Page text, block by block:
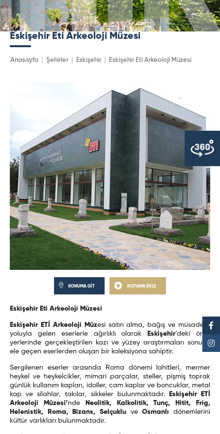
Eskişehir Eti Arkeoloji Müzesi
Anasayfa Şehirler Eskişehir Eskişehir Eti Arkeoloji Müzesi
KONUMA GİT ROTAMA EKLE
Eskişehir Eti Arkeoloji Müzesi
Eskişehir ETİ Arkeoloji Müzesi satın alma, bağış ve müsadere
yoluyla gelen eserlerle ağırlıklı olarak
Eskişehir’deki ören
yerlerinde gerçekleştirilen kazı ve yüzey araştırmaları sonucu
ele geçen eserlerden oluşan bir koleksiyona sahiptir.
Sergilenen eserler arasında Roma dönemi lahitleri, mermer
heykel ve heykelcikler, mimari parçalar, steller, pişmiş toprak
günlük kullanım kapları, idoller, cam kaplar ve boncuklar, metal
kap ve silahlar, takılar, sikkeler bulunmaktadır.
Eskişehir ETİ
Arkeoloji Müzesi’nde
Neolitik, Kalkolitik, Tunç, Hitit, Frig,
Helenistik, Roma, Bizans, Selçuklu veOsmanlı dönemlerini
kültür varlıkları bulunmaktadır.